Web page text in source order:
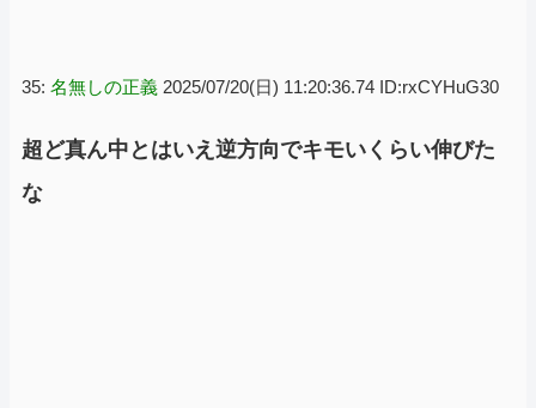
35: 名無しの正義 2025/07/20(日) 11:20:36.74 ID:rxCYHuG30
超ど真ん中とはいえ逆方向でキモいくらい伸びた
な